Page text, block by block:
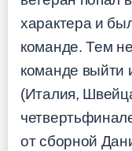
характера и
команде. Тем
команде выйти
(Италия,
от сборной